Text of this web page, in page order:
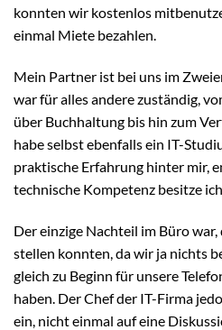
konnten wir kostenlos
einmal Miete bezahlen.
Mein Partner ist bei uns im
war für alles andere zuständig,
über Buchhaltung bis hin zum
habe selbst ebenfalls ein IT-
praktische Erfahrung hinter mir,
technische Kompetenz besitze
Der einzige Nachteil im Büro
stellen konnten, da wir ja nichts
gleich zu Beginn für unsere
haben. Der Chef der IT-Firma
ein, nicht einmal auf eine